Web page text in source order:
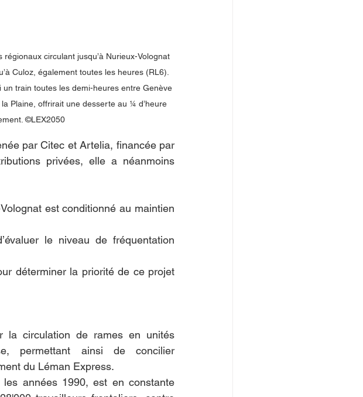
circulant jusqu’à Nurieux-Volognat
Culoz, également toutes les heures (RL6).
train toutes les demi-heures entre Genève
Plaine, offrirait une desserte au ¼ d’heure
©LEX2050
par Citec et Artelia, financée par
privées, elle a néanmoins
est conditionné au maintien
le niveau de fréquentation
déterminer la priorité de ce projet
la circulation de rames en unités
permettant ainsi de concilier
du Léman Express.
années 1990, est en constante